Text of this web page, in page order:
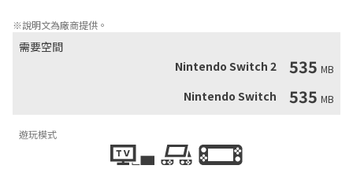
※說明文為廠商提供。
需要空間
Nintendo Switch 2
535 MB
Nintendo Switch 535 MB
遊玩模式